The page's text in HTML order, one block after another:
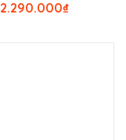
₫
2.290.000